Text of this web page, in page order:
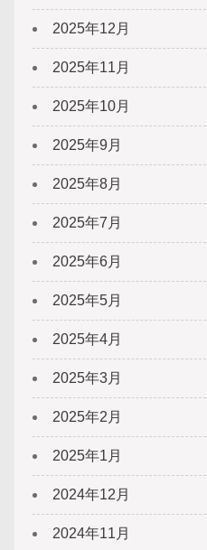
2025年12月
2025年11月
2025年10月
2025年9月
2025年8月
2025年7月
2025年6月
2025年5月
2025年4月
2025年3月
2025年2月
2025年1月
2024年12月
2024年11月